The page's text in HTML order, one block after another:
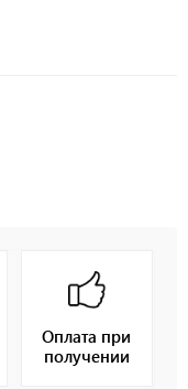
Оплата при
получении